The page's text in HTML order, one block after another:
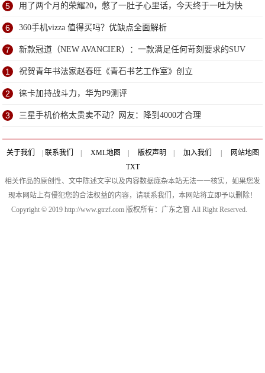
研
5 用了两个月的荣耀20，憋了一肚子心里话，今天终于一吐为快
6 360手机vizza 值得买吗？优缺点全面解析
7 新款冠道（NEW AVANCIER）：一款满足任何苛刻要求的SUV
1 祝贺青年书法家赵春旺《青石书艺工作室》创立
2 徕卡加持战斗力，华为P9测评
3 三星手机价格太贵卖不动？网友：降到4000才合理
关于我们 联系我们 XML地图 版权声明 加入我们
网站地图
TXT
相关作品的原创性、文中陈述文字以及内容数据庞杂本站无法一一核实，如果您发
现本网站上有侵犯您的合法权益的内容，请联系我们，本网站将立即予以删除！
Copyright © 2019 http://www.gtrzf.com 版权所有：广东之窗 All Right Reserved.